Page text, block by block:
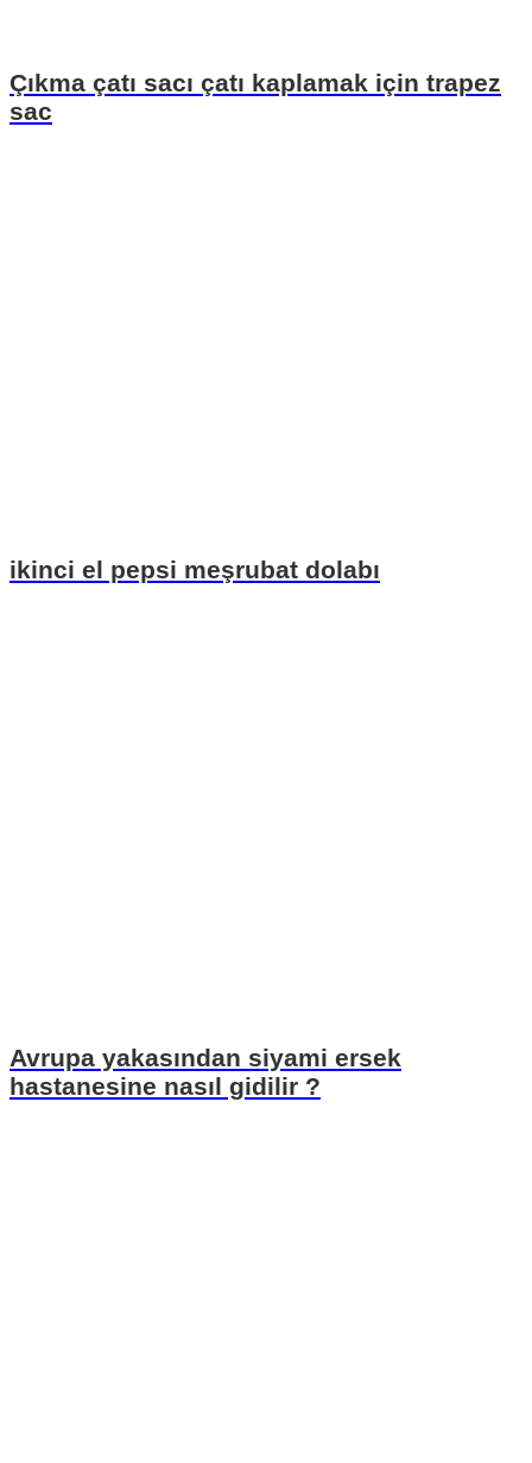
Çıkma çatı sacı çatı kaplamak için trapez
sac
ikinci el pepsi meşrubat dolabı
Avrupa yakasından siyami ersek
hastanesine nasıl gidilir ?